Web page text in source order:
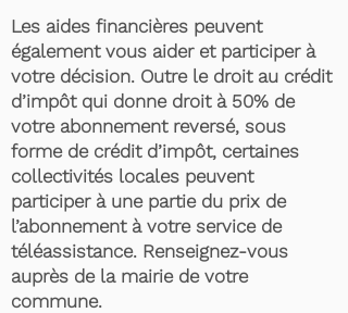
Les aides financières peuvent
également vous aider et participer à
votre décision. Outre le droit au crédit
d’impôt qui donne droit à 50% de
votre abonnement reversé, sous
forme de crédit d’impôt, certaines
collectivités locales peuvent
participer à une partie du prix de
l’abonnement à votre service de
téléassistance. Renseignez-vous
auprès de la mairie de votre
commune.